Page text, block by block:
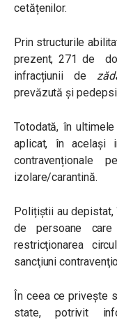
cetățenilor.
Prin structurile
prezent, 271 de
infracțiunii de
prevăzută şi
Totodată, în
aplicat, în același
contravenționale
izolare/carantină.
Polițiștii au depistat,
de persoane
restricţionarea
sancţiuni
În ceea ce privește
state, potrivit